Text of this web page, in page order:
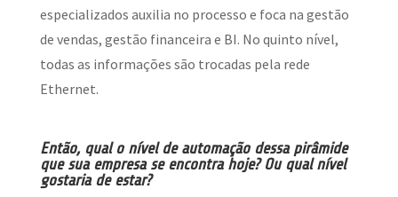
especializados auxilia no processo e foca na gestão
de vendas, gestão financeira e BI. No quinto nível,
todas as informações são trocadas pela rede
Ethernet.
Então, qual o nível de automação dessa pirâmide
que sua empresa se encontra hoje? Ou qual nível
gostaria de estar?